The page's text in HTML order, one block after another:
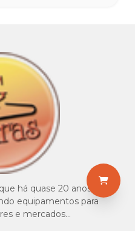
e juvenil
e juvenil
há quase 20 anos atua
equipamentos para
e mercados...